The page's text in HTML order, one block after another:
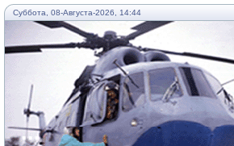
Суббота, 08-Августа-2026, 14:44
...